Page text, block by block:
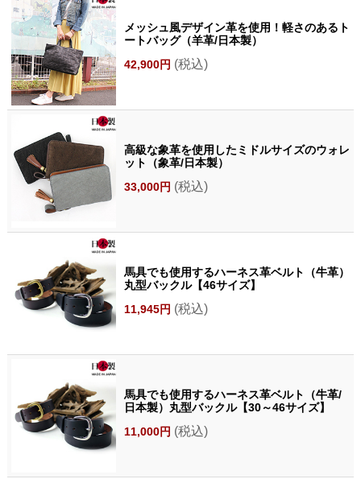
メッシュ風デザイン革を使用！軽さのあるト
ートバッグ（羊革/日本製）
42,900円 (税込)
高級な象革を使用したミドルサイズのウォレ
ット（象革/日本製）
33,000円 (税込)
馬具でも使用するハーネス革ベルト（牛革）
丸型バックル【46サイズ】
11,945円 (税込)
馬具でも使用するハーネス革ベルト（牛革/
日本製）丸型バックル【30～46サイズ】
11,000円 (税込)